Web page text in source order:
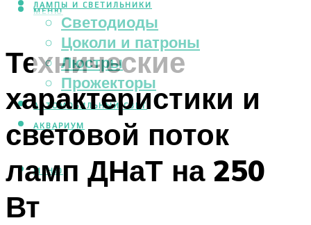
ЛАМПЫ И СВЕТИЛЬНИКИ
Светодиоды
Цоколи и патроны
Люстры
Прожекторы
АВТОМОБИЛЬНЫЙ СВЕТ
АКВАРИУМ
МЕНЮ
МЕНЮ
Технические
характеристики и
световой поток
ламп ДНаТ на 250
Вт